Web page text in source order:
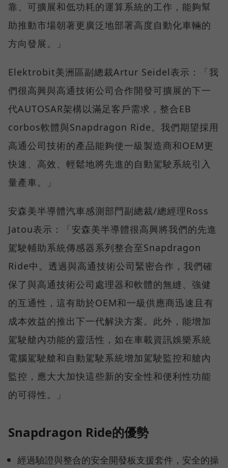
靠、可擴展和低功耗的運算系統的工作，能夠幫
助推動市場朝著更廣泛地部署高度自動化車輛的
方向發展。」
Elektrobit美洲區副總裁Artur Seidel表示：「我
們很高興與高通技術公司合作開發可擴展的下一
代AUTOSAR架構以滿足客戶需求，整合EB
corbos軟體與Snapdragon Ride。我們期望採用
高通公司技術的產品能夠使一級製造商和OEM更
快速、高效、輕鬆地將先進的自動駕駛系統引入
量產車。」
安森美半導體汽車感測部門副總裁/總經理Ross
Jatou表示：「安森美半導體很高興將我們的先進
駕駛輔助系統傳感器系列整合至Snapdragon
Ride中。透過與高通技術公司緊密合作，我們確
保了與高通技術公司處理器和軟體的無縫、強健
的互通性，這有助於OEM和一級供應商迅速且有
成本效益的推出下一代解決方案。此外，能增加
駕駛艙內功能的靈活性，如在車載資訊娛樂系統
電腦駕駛艙和自動駕駛系統增加駕駛監控和艙內
監控，應大大加快這些新的安全性和便利性功能
的可得性。」
Snapdragon Ride的優勢
經過驗證與整合的安全開發板支援套件，安全的操